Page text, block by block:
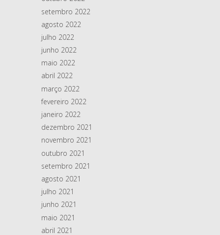
setembro 2022
agosto 2022
julho 2022
junho 2022
maio 2022
abril 2022
março 2022
fevereiro 2022
janeiro 2022
dezembro 2021
novembro 2021
outubro 2021
setembro 2021
agosto 2021
julho 2021
junho 2021
maio 2021
abril 2021